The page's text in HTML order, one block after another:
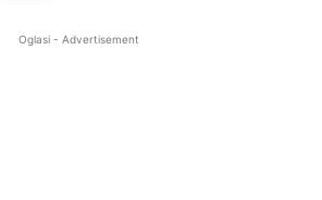
Oglasi - Advertisement